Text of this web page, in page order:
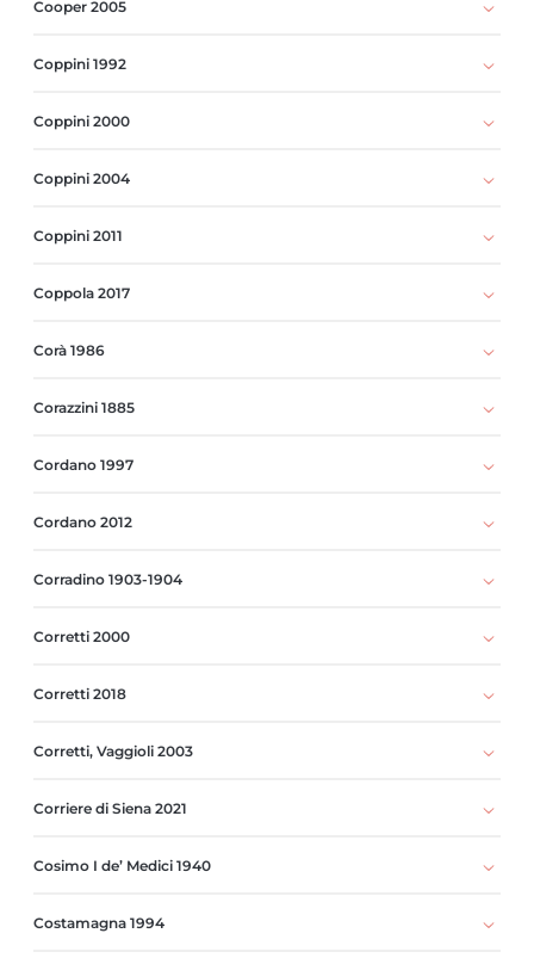
Cooper 2005
Coppini 1992
Coppini 2000
Coppini 2004
Coppini 2011
Coppola 2017
Corà 1986
Corazzini 1885
Cordano 1997
Cordano 2012
Corradino 1903-1904
Corretti 2000
Corretti 2018
Corretti, Vaggioli 2003
Corriere di Siena 2021
Cosimo I de’ Medici 1940
Costamagna 1994